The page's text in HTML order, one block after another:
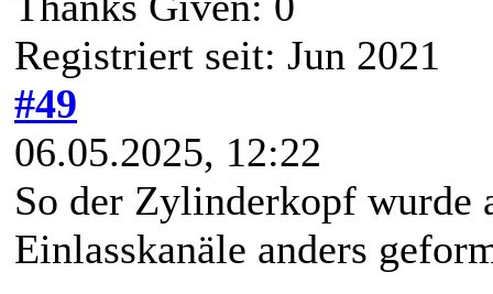
Registriert seit: Jun 2021
#49
06.05.2025, 12:22
So der Zylinderkopf wurde
Einlasskanäle anders